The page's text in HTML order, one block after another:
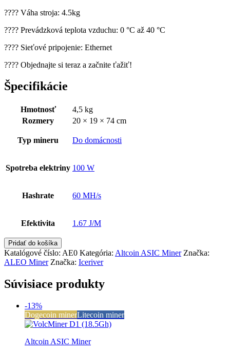
???? Váha stroja: 4.5kg
???? Prevádzková teplota vzduchu: 0 °C až 40 °C
???? Sieťové pripojenie: Ethernet
???? Objednajte si teraz a začnite ťažiť!
Špecifikácie
Hmotnosť
4,5 kg
Rozmery
20 × 19 × 74 cm
Typ mineru Do domácnosti
Spotreba elektriny 100 W
Hashrate 60 MH/s
Efektivita 1.67 J/M
Pridať do košíka
Katalógové číslo: AE0 Kategória: Altcoin ASIC Miner Značka:
ALEO Miner Značka: Iceriver
Súvisiace produkty
-13%
Dogecoin minerLitecoin miner
Altcoin ASIC Miner